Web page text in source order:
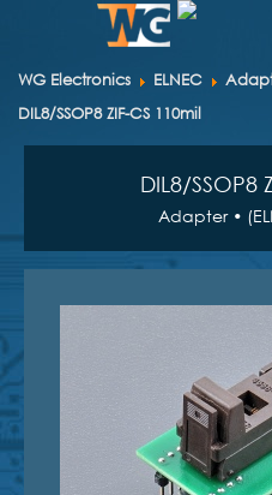
WG Electronics ELNEC
DIL8/SSOP8 ZIF-CS 110mil
DIL8/SSOP8
Adapter •